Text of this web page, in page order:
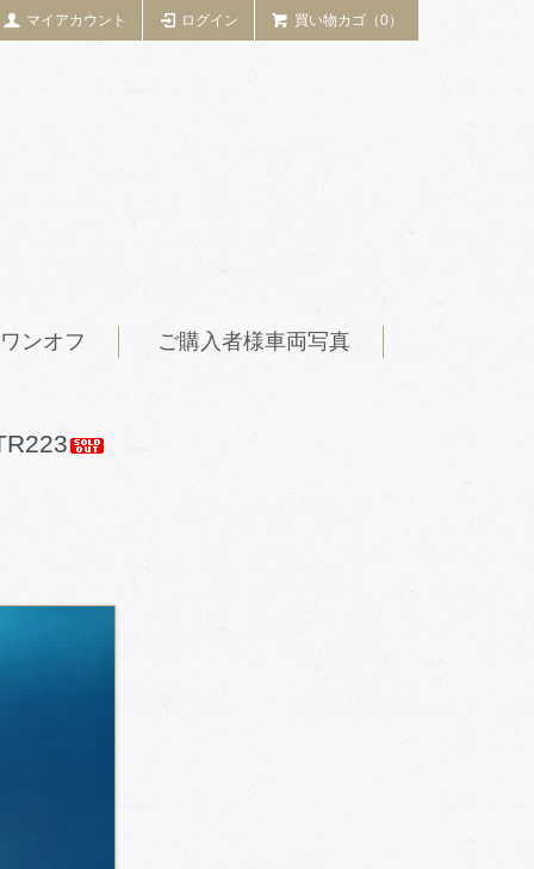
買い物カゴ（0）
ログイン
マイアカウント
ワンオフ ご購入者様車両写真